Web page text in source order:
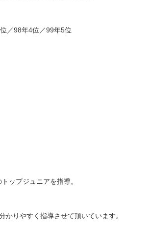
／98年4位／99年5位
ップジュニアを指導。
りやすく指導させて頂いています。